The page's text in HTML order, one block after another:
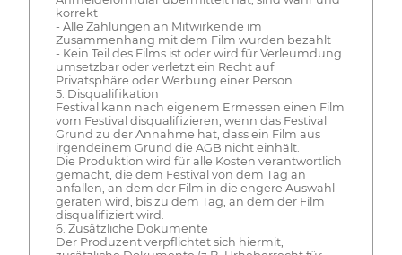
korrekt
- Alle Zahlungen an Mitwirkende im
Zusammenhang mit dem Film wurden bezahlt
- Kein Teil des Films ist oder wird für Verleumdung
umsetzbar oder verletzt ein Recht auf
Privatsphäre oder Werbung einer Person
5. Disqualifikation
Festival kann nach eigenem Ermessen einen Film
vom Festival disqualifizieren, wenn das Festival
Grund zu der Annahme hat, dass ein Film aus
irgendeinem Grund die AGB nicht einhält.
Die Produktion wird für alle Kosten verantwortlich
gemacht, die dem Festival von dem Tag an
anfallen, an dem der Film in die engere Auswahl
geraten wird, bis zu dem Tag, an dem der Film
disqualifiziert wird.
6. Zusätzliche Dokumente
Der Produzent verpflichtet sich hiermit,